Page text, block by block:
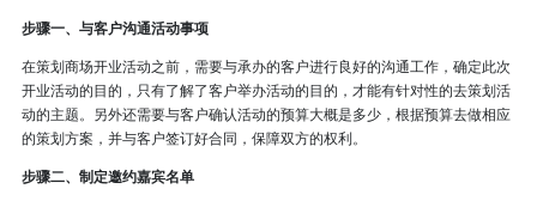
步骤一、与客户沟通活动事项
在策划商场开业活动之前，需要与承办的客户进行良好的沟通工作，确定此次
开业活动的目的，只有了解了客户举办活动的目的，才能有针对性的去策划活
动的主题。另外还需要与客户确认活动的预算大概是多少，根据预算去做相应
的策划方案，并与客户签订好合同，保障双方的权利。
步骤二、制定邀约嘉宾名单